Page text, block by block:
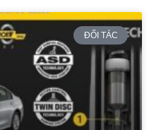
ĐỐI TÁC